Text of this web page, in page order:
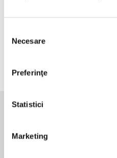
consimțământului
Necesare
Preferinţe
Statistici
Marketing
Evenimente viitoare